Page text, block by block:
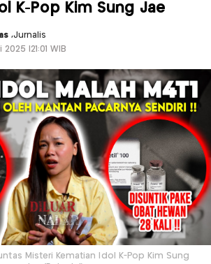
K-Pop Kim Sung Jae
,Jurnalis
|21:01 WIB
Misteri Kematian Idol K-Pop Kim Sung